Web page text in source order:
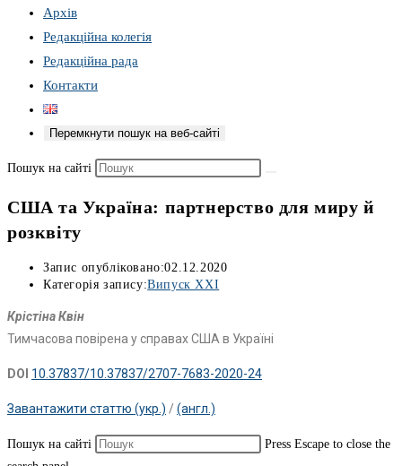
Архів
Редакційна колегія
Редакційна рада
Контакти
Перемкнути пошук на веб-сайті
Пошук на сайті
США та Україна: партнерство для миру й
розквіту
Запис опубліковано:02.12.2020
Категорія запису:Випуск XXI
Крістіна Квін
Тимчасова повірена у справах США в Україні
DOI 10.37837/10.37837/2707-7683-2020-24
Завантажити статтю (укр.) /(англ.)
Пошук на сайті
Press Escape to close the